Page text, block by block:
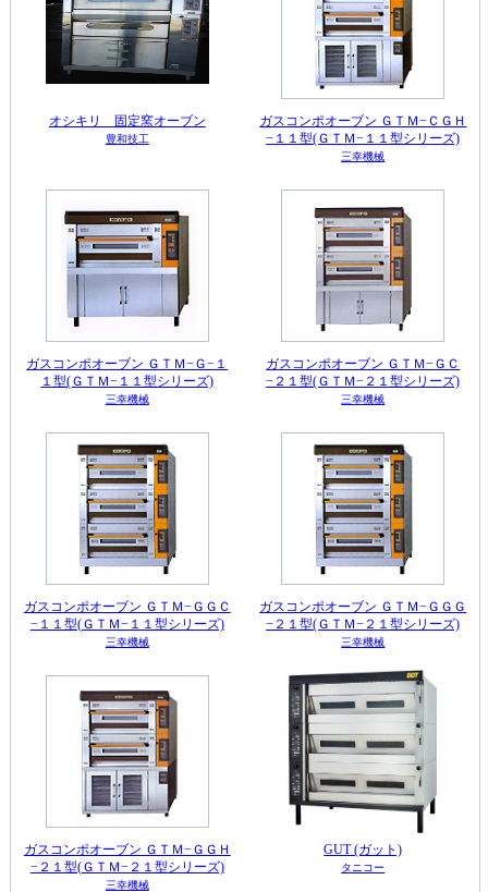
オシキリ 固定窯オーブン
豊和技工
ガスコンポオーブン ＧＴＭ−ＣＧＨ
−１１型(ＧＴＭ−１１型シリーズ)
三幸機械
ガスコンポオーブン ＧＴＭ−Ｇ−１
１型(ＧＴＭ−１１型シリーズ)
三幸機械
ガスコンポオーブン ＧＴＭ−ＧＣ
−２１型(ＧＴＭ−２１型シリーズ)
三幸機械
ガスコンポオーブン ＧＴＭ−ＧＧＣ
−１１型(ＧＴＭ−１１型シリーズ)
三幸機械
ガスコンポオーブン ＧＴＭ−ＧＧＧ
−２１型(ＧＴＭ−２１型シリーズ)
三幸機械
ガスコンポオーブン ＧＴＭ−ＧＧＨ
−２１型(ＧＴＭ−２１型シリーズ)
三幸機械
GUT (ガット)
タニコー